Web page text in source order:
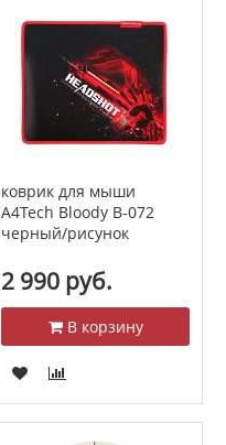
коврик для мыши
A4Tech Bloody B-072
черный/рисунок
2 990 руб.
В корзину